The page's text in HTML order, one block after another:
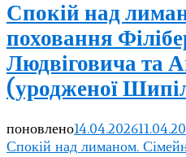
Спокій над
поховання
Людвіговича та
(уродженої
поновлено14.04.2026
Спокій над лиманом.